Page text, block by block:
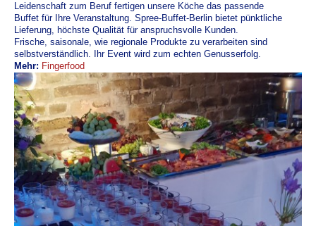
Leidenschaft zum Beruf fertigen unsere Köche das passende
Buffet für Ihre Veranstaltung. Spree-Buffet-Berlin bietet pünktliche
Lieferung, höchste Qualität für anspruchsvolle Kunden.
Frische, saisonale, wie regionale Produkte zu verarbeiten sind
selbstverständlich. Ihr Event wird zum echten Genusserfolg.
Mehr: Fingerfood